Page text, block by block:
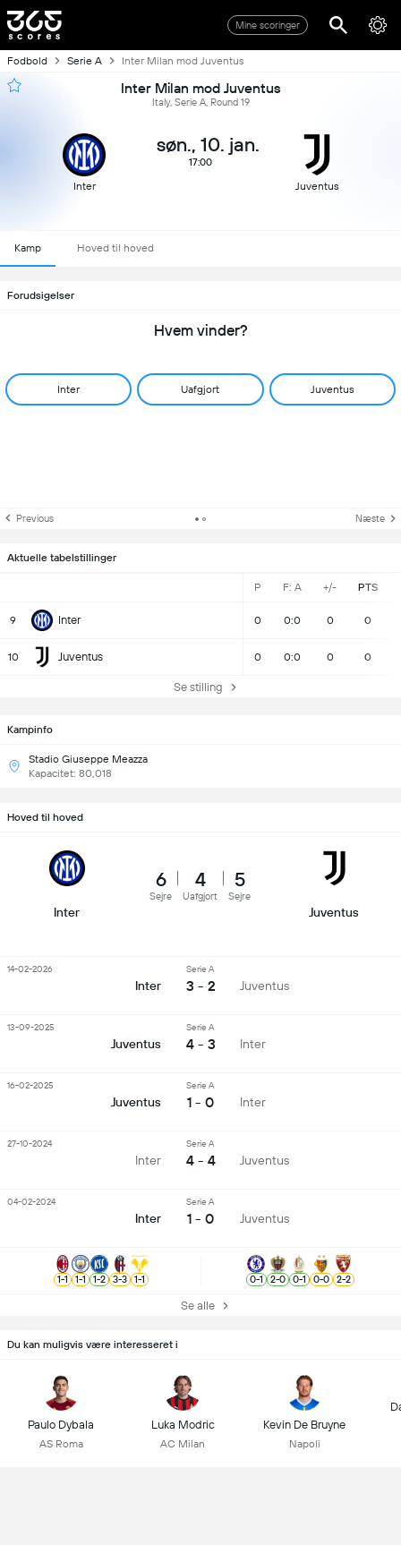
Mine scoringer
Fodbold Serie A Inter Milan mod Juventus
Inter Milan mod Juventus
Italy, Serie A, Round 19
Inter
søn., 10. jan.
17:00
Juventus
Kamp Hoved til hoved
Forudsigelser
Hvem vinder?
Inter Uafgjort Juventus
Previous Næste
Aktuelle tabelstillinger
P F: A +/- PTS
9 Inter 0 0:0 0 0
10 Juventus 0 0:0 0 0
Se stilling
Kampinfo
Stadio Giuseppe Meazza
Kapacitet: 80,018
Hoved til hoved
Inter
6
Sejre
4
Uafgjort
5
Sejre
Juventus
Inter
Serie A
3 - 2 Juventus
14-02-2026
Juventus
Serie A
4 - 3 Inter
13-09-2025
Juventus
Serie A
1 - 0 Inter
16-02-2025
Inter
Serie A
4 - 4 Juventus
27-10-2024
Inter
Serie A
1 - 0 Juventus
04-02-2024
1-1 1-1 1-2 3-3 1-1 0-1 2-0 0-1 0-0 2-2
Se alle
Du kan muligvis være interesseret i
Paulo Dybala
AS Roma
Luka Modric
AC Milan
Kevin De Bruyne
Napoli